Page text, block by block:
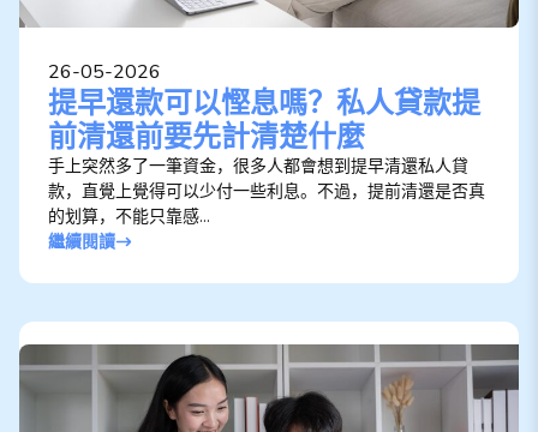
26-05-2026
提早還款可以慳息嗎？私人貸款提
前清還前要先計清楚什麼
手上突然多了一筆資金，很多人都會想到提早清還私人貸
款，直覺上覺得可以少付一些利息。不過，提前清還是否真
的划算，不能只靠感...
繼續閱讀